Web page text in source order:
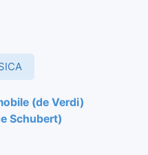
(de Verdi)
Schubert)